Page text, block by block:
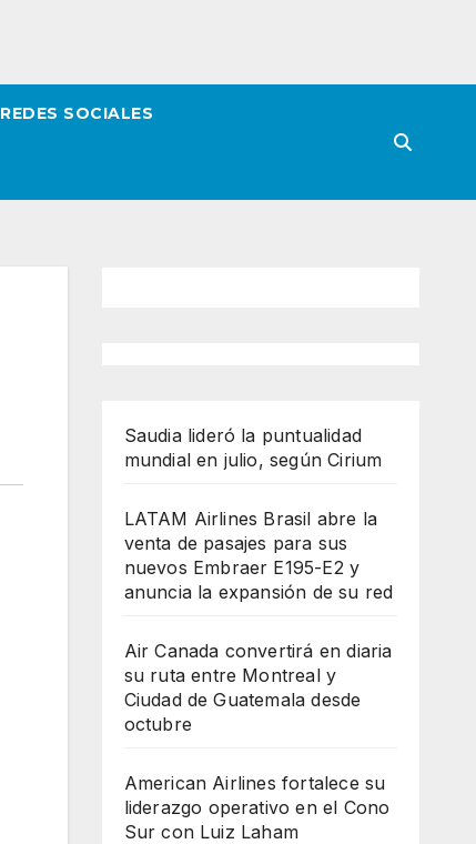
REDES SOCIALES
Saudia lideró la puntualidad
mundial en julio, según Cirium
LATAM Airlines Brasil abre la
venta de pasajes para sus
nuevos Embraer E195-E2 y
anuncia la expansión de su red
Air Canada convertirá en diaria
su ruta entre Montreal y
Ciudad de Guatemala desde
octubre
American Airlines fortalece su
liderazgo operativo en el Cono
Sur con Luiz Laham